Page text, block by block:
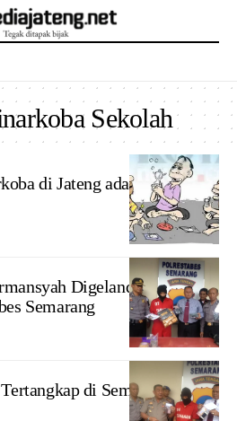
Sekolah
di Jateng adalah Remaja
Digelandang
Semarang
di Semarang